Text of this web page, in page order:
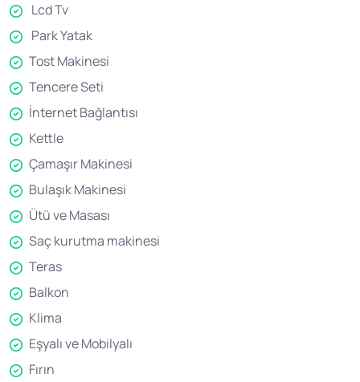
Lcd Tv
Park Yatak
Tost Makinesi
Tencere Seti
İnternet Bağlantısı
Kettle
Çamaşır Makinesi
Bulaşık Makinesi
Ütü ve Masası
Saç kurutma makinesi
Teras
Balkon
Klima
Eşyalı ve Mobilyalı
Fırın